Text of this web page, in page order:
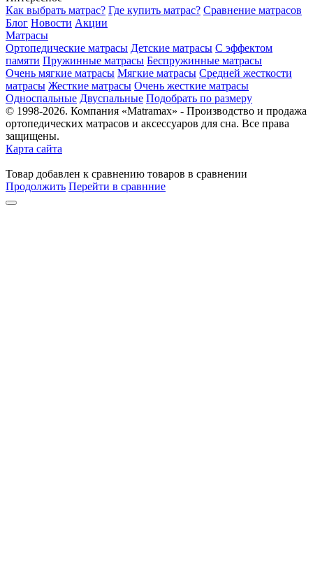
Как выбрать матрас? Где купить матрас? Сравнение матрасов
Блог Новости Акции
Матрасы
Ортопедические матрасы Детские матрасы С эффектом
памяти Пружинные матрасы Беспружинные матрасы
Очень мягкие матрасы Мягкие матрасы Средней жесткости
матрасы Жесткие матрасы Очень жесткие матрасы
Односпальные Двуспальные Подобрать по размеру
© 1998-2026. Компания «Matramax» - Производство и продажа
ортопедических матрасов и аксессуаров для сна. Все права
защищены.
Карта сайта
Товар добавлен к сравнению товаров в сравнении
Продолжить Перейти в сравнние